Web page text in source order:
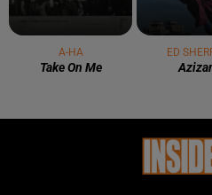
3 août 2026
Gagnez vos
Gagnez votre
Mystic Ambre !